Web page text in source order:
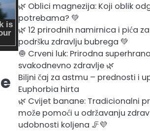
🌿 Oblici magnezija: Koji oblik
potrebama? 💚
🌿 12 prirodnih namirnica i pića
podršku zdravlju bubrega 💚
🧅 Crveni luk: Prirodna
svakodnevno zdravlje 🌿
Biljni čaj za astmu – prednosti i
Euphorbia hirta
🌿 Cvijet banane: Tradicionalni
može pomoći u održavanju
udobnosti koljena 🦵💜